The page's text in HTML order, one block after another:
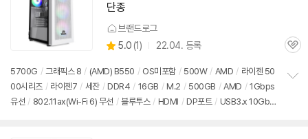
단종
브랜드로그
별
점
5.0 (상
리
뷰
1) 22.04. 등록
관
5700G / 그래픽스 8 / (AMD) B550 / OS미포함 / 500W / AMD / 라이젠 50
00시리즈 / 라이젠7 / 세잔 / DDR4 / 16GB / M.2 / 500GB / AMD / 1Gbps
유선 / 802.11ax(Wi-Fi 6) 무선 / 블루투스 / HDMI / DP포트 / USB3.x 10Gbp